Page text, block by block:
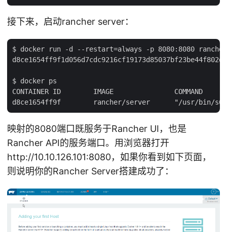
接下来，启动rancher server：
$ docker run -d --restart=always -p 8080:8080
$ docker ps
CONTAINER ID        IMAGE
映射的8080端口既服务于Rancher UI，也是
Rancher API的服务端口。用浏览器打开
http://10.10.126.101:8080，如果你看到如下页面，
则说明你的Rancher Server搭建成功了：